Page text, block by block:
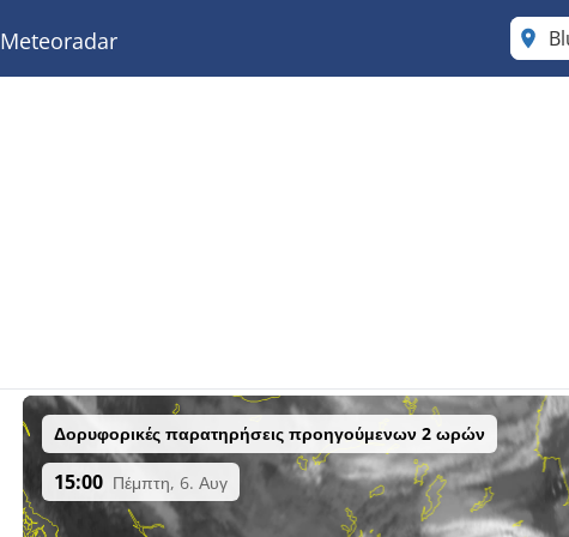
Meteoradar
Δορυφορικές παρατηρήσεις προηγούμενων 2 ωρών
15:00 Πέμπτη, 6. Αυγ